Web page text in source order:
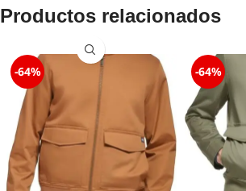
Productos relacionados
-64% -64%